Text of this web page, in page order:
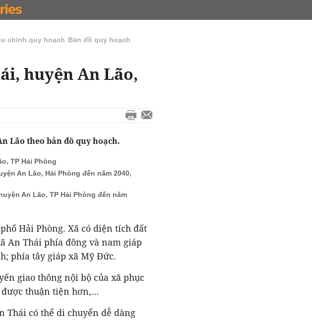
KINH DOANH
chỉnh quy hoạch Bản đồ quy hoạch
huyện An Lão,
Lão theo bản đồ quy hoạch.
TP Hải Phòng
An Lão, Hải Phòng đến năm 2040,
An Lão, TP Hải Phòng đến năm
Hải Phòng. Xã có diện tích đất
An Thái phía đông và nam giáp
phía tây giáp xã Mỹ Đức.
giao thông nội bộ của xã phục
thuận tiện hơn,…
có thể di chuyển dễ dàng